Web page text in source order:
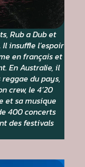
Rub a Dub et
insuffle l’espoir
en français et
En Australie, il
du pays,
crew, le 4’20
et sa musique
400 concerts
des festivals